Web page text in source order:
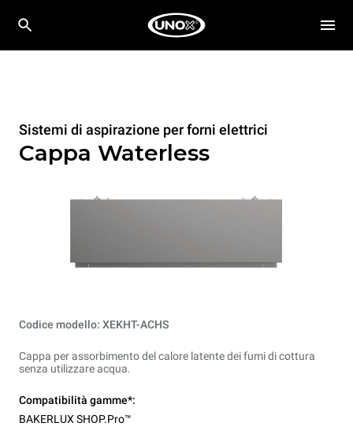
Sistemi di aspirazione per forni elettrici
Cappa Waterless
Codice modello: XEKHT-ACHS
Cappa per assorbimento del calore latente dei fumi di cottura
senza utilizzare acqua.
Compatibilità gamme*:
BAKERLUX SHOP.Pro™